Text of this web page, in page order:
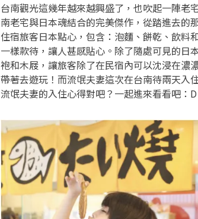
台南觀光這幾年越來越興盛了，也吹起一陣老
南老宅與日本魂結合的完美傑作，從踏進去的
住宿旅客日本點心，包含：泡麵、餅乾、飲料
一樣款待，讓人甚感貼心。除了隨處可見的日
袍和木屐，讓旅客除了在民宿內可以沈浸在濃
帶著去遊玩！而流氓夫妻這次在台南待兩天入
流氓夫妻的入住心得對吧？一起進來看看吧：D